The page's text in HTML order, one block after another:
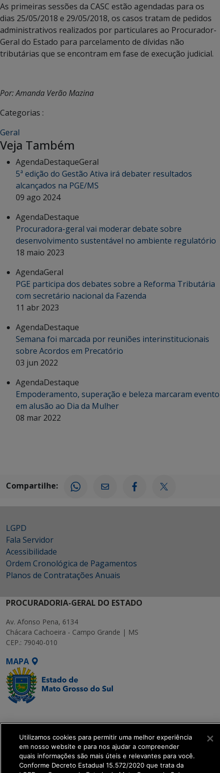
As primeiras sessões da CASC estão agendadas para os
dias 25/05/2018 e 29/05/2018, os casos tratam de pedidos
administrativos realizados por particulares ao Procurador-
Geral do Estado para parcelamento de dívidas não
tributárias que se encontram em fase de execução judicial.
Por: Amanda Verão Mazina
Categorias :
Geral
Veja Também
AgendaDestaqueGeral
5ª edição do Gestão Ativa irá debater resultados
alcançados na PGE/MS
09 ago 2024
AgendaDestaque
Procuradora-geral vai moderar debate sobre
desenvolvimento sustentável no ambiente regulatório
18 maio 2023
AgendaGeral
PGE participa dos debates sobre a Reforma Tributária
com secretário nacional da Fazenda
11 abr 2023
AgendaDestaque
Semana foi marcada por reuniões interinstitucionais
sobre Acordos em Precatório
03 jun 2022
AgendaDestaque
Empoderamento, superação e beleza marcaram evento
em alusão ao Dia da Mulher
08 mar 2022
Compartilhe:
LGPD
Fala Servidor
Acessibilidade
Ordem Cronológica de Pagamentos
Planos de Contratações Anuais
PROCURADORIA-GERAL DO ESTADO
Av. Afonso Pena, 6134
Chácara Cachoeira - Campo Grande | MS
CEP.: 79040-010
MAPA
Executiva de
Transformação Digital
get_footer();
Utilizamos cookies para permitir uma melhor experiência
em nosso website e para nos ajudar a compreender
quais informações são mais úteis e relevantes para você.
Conforme Decreto Estadual 15.572/2020 que trata da